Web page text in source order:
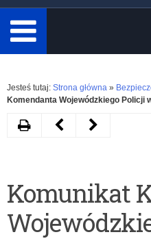
minimum
3
znaki.
Rozwiń
Jesteś tutaj: Strona główna »
Komendanta Wojewódzkiego Policji
Komunikat
DrukujNastępny
pod
hasłem
Poprzedni
do
udziału